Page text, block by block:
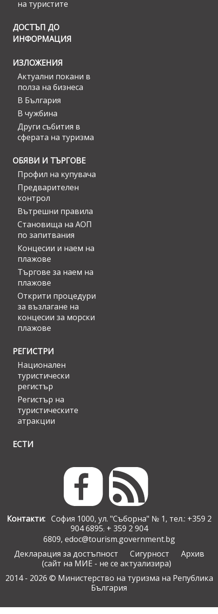
на туристите
ДОСТЪП ДО
ИНФОРМАЦИЯ
ИЗЛОЖЕНИЯ
Актуални покани в
полза на бизнеса
В България
В чужбина
Други събития в
сферата на туризма
ОБЯВИ И ТЪРГОВЕ
Профил на купувача
Предварителен
контрол
Вътрешни правила
Становища на АОП
по запитвания
Концесии и наем на
плажове
Търгове за наем на
плажове
Открити процедури
за възлагане на
концесии за морски
плажове
РЕГИСТРИ
Национален
туристически
регистър
Регистър на
туристическите
атракции
ЕСТИ
Контакти:София 1000, ул. "Съборна" № 1, тел.: +359 2
904 6895; + 359 2 904
6809, edoc@tourism.government.bg
Декларация за достъпност
Сигурност
Архив
(сайт на МИЕ - не се актуализира)
2014 - 2026 © Министерство на туризма на Република
България